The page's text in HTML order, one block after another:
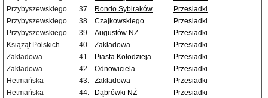
Przybyszewskiego
37. Rondo Sybiraków
Przesiadki
Przybyszewskiego
38. Czajkowskiego
Przesiadki
Przybyszewskiego
39. Augustów NŻ
Przesiadki
Książąt Polskich
40. Zakładowa
Przesiadki
Zakładowa
41. Piasta Kołodzieja
Przesiadki
Zakładowa
42. Odnowiciela
Przesiadki
Hetmańska
43. Zakładowa
Przesiadki
Hetmańska
44. Dąbrówki NŻ
Przesiadki